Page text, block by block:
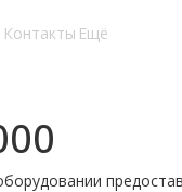
Контакты Ещё